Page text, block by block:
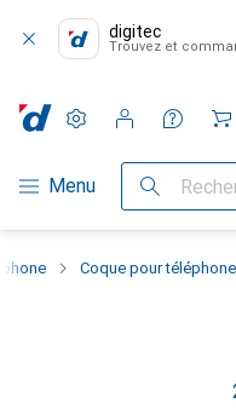
digitec
Trouvez et
Navigation par catégorie
Menu Recherche
Paramètres
Compte client
Listes de comparaison
Listes d'envies
Panier
Coque pour